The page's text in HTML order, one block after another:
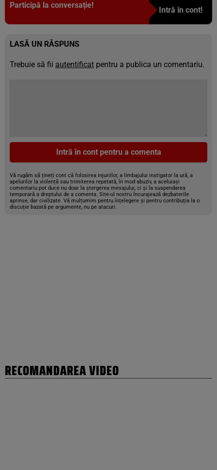
Participă la conversație!
Intră în cont!
LASĂ UN RĂSPUNS
Trebuie să fii autentificat pentru a publica un comentariu.
Intră în cont pentru a comenta
Vă rugăm să țineți cont că folosirea injuriilor, a limbajului instigator la ură, a
apelurilor la violență sau trimiterea repetată, în mod abuziv, a aceluiași
comentariu pot duce nu doar la ștergerea mesajului, ci și la suspendarea
temporară a dreptului de a comenta. Site-ul nostru încurajează dezbaterile
aprinse, dar civilizate. Vă mulțumim pentru înțelegere și pentru contribuția la o
discuție bazată pe argumente, nu pe atacuri.
RECOMANDAREA VIDEO